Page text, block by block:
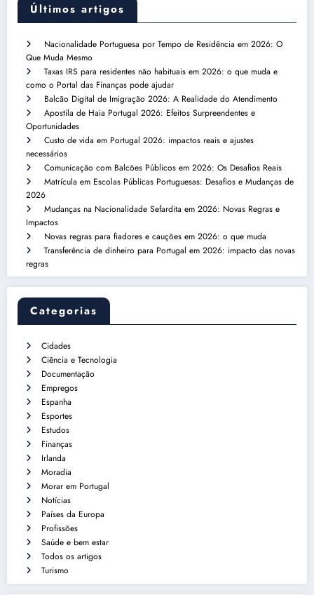
Últimos artigos
Nacionalidade Portuguesa por Tempo de Residência em 2026: O
Que Muda Mesmo
Taxas IRS para residentes não habituais em 2026: o que muda e
como o Portal das Finanças pode ajudar
Balcão Digital de Imigração 2026: A Realidade do Atendimento
Apostila de Haia Portugal 2026: Efeitos Surpreendentes e
Oportunidades
Custo de vida em Portugal 2026: impactos reais e ajustes
necessários
Comunicação com Balcões Públicos em 2026: Os Desafios Reais
Matrícula em Escolas Públicas Portuguesas: Desafios e Mudanças de
2026
Mudanças na Nacionalidade Sefardita em 2026: Novas Regras e
Impactos
Novas regras para fiadores e cauções em 2026: o que muda
Transferência de dinheiro para Portugal em 2026: impacto das novas
regras
Categorias
Cidades
Ciência e Tecnologia
Documentação
Empregos
Espanha
Esportes
Estudos
Finanças
Irlanda
Moradia
Morar em Portugal
Notícias
Países da Europa
Profissões
Saúde e bem estar
Todos os artigos
Turismo